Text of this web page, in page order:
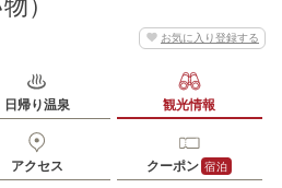
お気に入り登録する
日帰り温泉 観光情報
アクセス クーポン 宿泊